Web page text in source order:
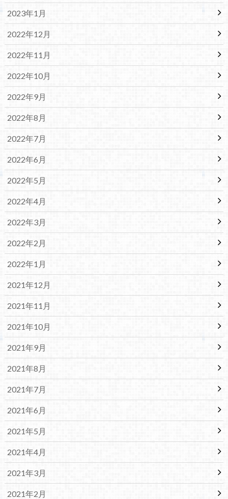
2023年1月
2022年12月
2022年11月
2022年10月
2022年9月
2022年8月
2022年7月
2022年6月
2022年5月
2022年4月
2022年3月
2022年2月
2022年1月
2021年12月
2021年11月
2021年10月
2021年9月
2021年8月
2021年7月
2021年6月
2021年5月
2021年4月
2021年3月
2021年2月